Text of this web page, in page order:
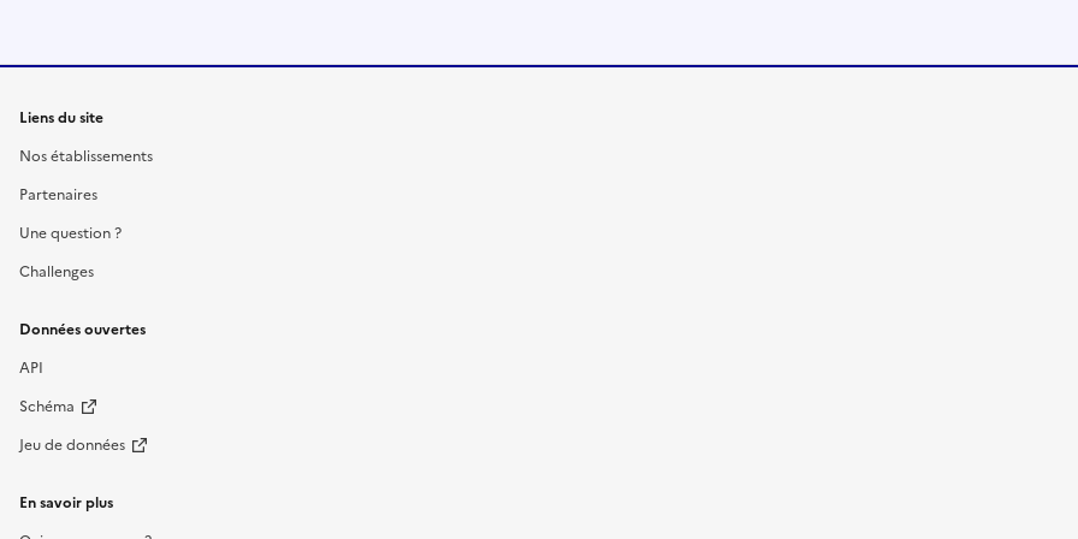
Liens du site
Nos établissements
Partenaires
Une question ?
Challenges
Données ouvertes
API
Schéma
Jeu de données
En savoir plus